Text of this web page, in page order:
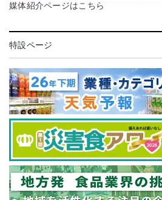
媒体紹介ページはこちら
特設ページ